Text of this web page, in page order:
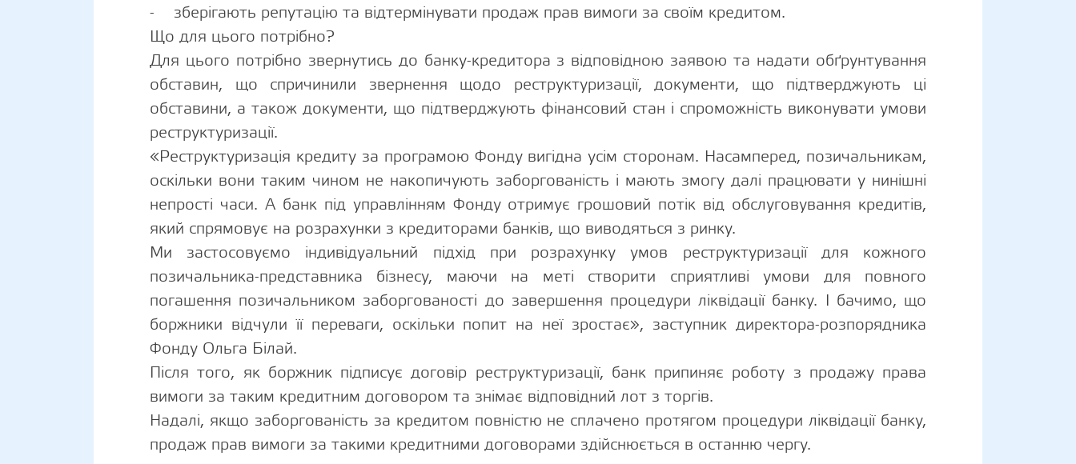
- зберігають репутацію та відтермінувати продаж прав вимоги за своїм кредитом.
Що для цього потрібно?
Для цього потрібно звернутись до банку-кредитора з відповідною заявою та надати обґрунтування
обставин, що спричинили звернення щодо реструктуризації, документи, що підтверджують ці
обставини, а також документи, що підтверджують фінансовий стан і спроможність виконувати умови
реструктуризації.
«Реструктуризація кредиту за програмою Фонду вигідна усім сторонам. Насамперед, позичальникам,
оскільки вони таким чином не накопичують заборгованість і мають змогу далі працювати у нинішні
непрості часи. А банк під управлінням Фонду отримує грошовий потік від обслуговування кредитів,
який спрямовує на розрахунки з кредиторами банків, що виводяться з ринку.
Ми застосовуємо індивідуальний підхід при розрахунку умов реструктуризації для кожного
позичальника-представника бізнесу, маючи на меті створити сприятливі умови для повного
погашення позичальником заборгованості до завершення процедури ліквідації банку. І бачимо, що
боржники відчули її переваги, оскільки попит на неї зростає», заступник директора-розпорядника
Фонду Ольга Білай.
Після того, як боржник підписує договір реструктуризації, банк припиняє роботу з продажу права
вимоги за таким кредитним договором та знімає відповідний лот з торгів.
Надалі, якщо заборгованість за кредитом повністю не сплачено протягом процедури ліквідації банку,
продаж прав вимоги за такими кредитними договорами здійснюється в останню чергу.